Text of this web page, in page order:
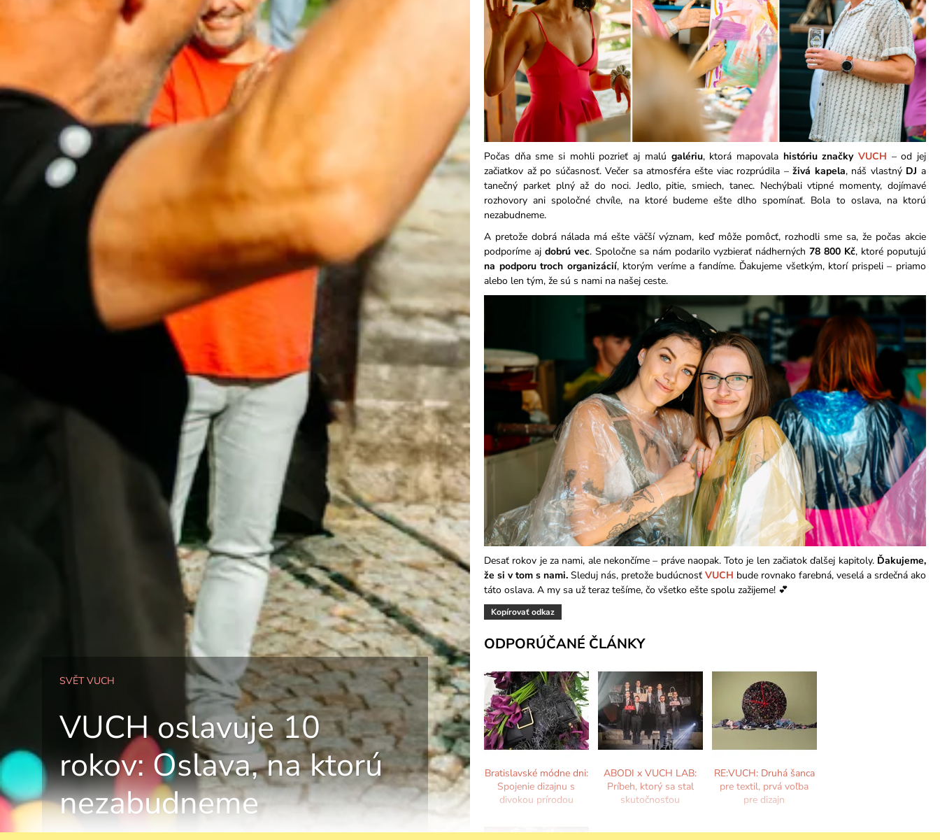
SVĚT VUCH
VUCH oslavuje 10
rokov: Oslava, na ktorú
nezabudneme
Počas dňa sme si mohli pozrieť aj malú galériu, ktorá mapovala históriu značky VUCH – od jej
začiatkov až po súčasnosť. Večer sa atmosféra ešte viac rozprúdila –živá kapela, náš vlastný DJ a
tanečný parket plný až do noci. Jedlo, pitie, smiech, tanec. Nechýbali vtipné momenty, dojímavé
rozhovory ani spoločné chvíle, na ktoré budeme ešte dlho spomínať. Bola to oslava, na ktorú
nezabudneme.
A pretože dobrá nálada má ešte väčší význam, keď môže pomôcť, rozhodli sme sa, že počas akcie
podporíme aj dobrú vec. Spoločne sa nám podarilo vyzbierať nádherných78 800 Kč, ktoré poputujú
na podporu troch organizácií, ktorým veríme a fandíme. Ďakujeme všetkým, ktorí prispeli – priamo
alebo len tým, že sú s nami na našej ceste.
Desať rokov je za nami, ale nekončíme – práve naopak. Toto je len začiatok ďalšej kapitoly. Ďakujeme,
že si v tom s nami. Sleduj nás, pretože budúcnosťVUCH bude rovnako farebná, veselá a srdečná ako
táto oslava. A my sa už teraz tešíme, čo všetko ešte spolu zažijeme! 💕
Kopírovať odkaz
ODPORÚČANÉ ČLÁNKY
Bratislavské módne dni:
Spojenie dizajnu s
divokou prírodou
ABODI x VUCH LAB:
Príbeh, ktorý sa stal
skutočnosťou
RE:VUCH: Druhá šanca
pre textil, prvá voľba
pre dizajn